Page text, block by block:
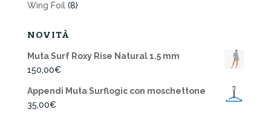
Wing Foil (8)
NOVITÀ
Muta Surf Roxy Rise Natural 1.5 mm
150,00€
Appendi Muta Surflogic con moschettone
35,00€